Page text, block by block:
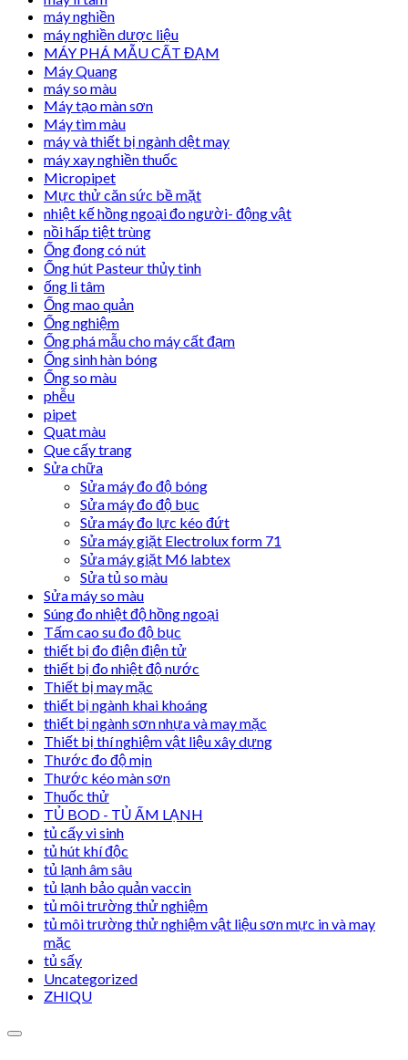
máy nghiền
máy nghiền dược liệu
MÁY PHÁ MẪU CẤT ĐẠM
Máy Quang
máy so màu
Máy tạo màn sơn
Máy tìm màu
máy và thiết bị ngành dệt may
máy xay nghiền thuốc
Micropipet
Mực thử căn sức bề mặt
nhiệt kế hồng ngoại đo người- động vật
nồi hấp tiệt trùng
Ống đong có nút
Ống hút Pasteur thủy tinh
ống li tâm
Ống mao quản
Ống nghiệm
Ống phá mẫu cho máy cất đạm
Ống sinh hàn bóng
Ống so màu
phễu
pipet
Quạt màu
Que cấy trang
Sửa chữa
Sửa máy đo độ bóng
Sửa máy đo độ bục
Sửa máy đo lực kéo đứt
Sửa máy giặt Electrolux form 71
Sửa máy giặt M6 labtex
Sửa tủ so màu
Sửa máy so màu
Súng đo nhiệt độ hồng ngoại
Tấm cao su đo độ bục
thiết bị đo điện điện tử
thiết bị đo nhiệt độ nước
Thiết bị may mặc
thiết bị ngành khai khoáng
thiết bị ngành sơn nhựa và may mặc
Thiết bị thí nghiệm vật liệu xây dựng
Thước đo độ mịn
Thước kéo màn sơn
Thuốc thử
TỦ BOD - TỦ ẤM LẠNH
tủ cấy vi sinh
tủ hút khí độc
tủ lạnh âm sâu
tủ lạnh bảo quản vaccin
tủ môi trường thử nghiệm
tủ môi trường thử nghiệm vật liệu sơn mực in và may
mặc
tủ sấy
Uncategorized
ZHIQU